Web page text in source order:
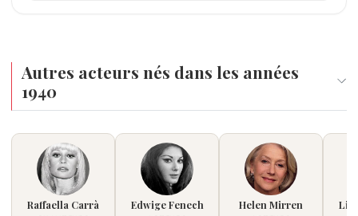
Autres acteurs nés dans les années
1940
Raffaella Carrà Edwige Fenech Helen Mirren